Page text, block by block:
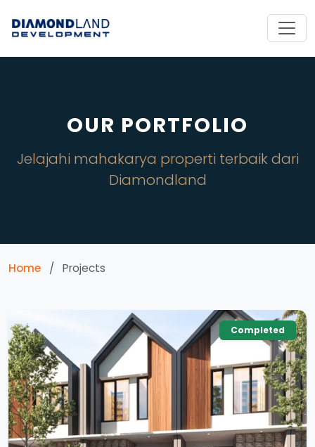
OUR PORTFOLIO
Jelajahi mahakarya properti terbaik dari
Diamondland
Home / Projects
Completed